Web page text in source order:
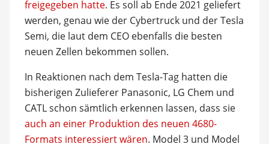
freigegeben hatte. Es soll ab Ende 2021 geliefert
werden, genau wie der Cybertruck und der Tesla
Semi, die laut dem CEO ebenfalls die besten
neuen Zellen bekommen sollen.
In Reaktionen nach dem Tesla-Tag hatten die
bisherigen Zulieferer Panasonic, LG Chem und
CATL schon sämtlich erkennen lassen, dass sie
auch an einer Produktion des neuen 4680-
Formats interessiert wären. Model 3 und Model